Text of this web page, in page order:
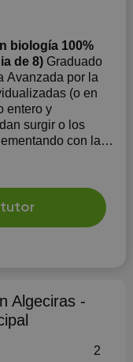
biología 100%
de 8) Graduado
Avanzada por la
entero y
surgir o los
con la
Algeciras -
2